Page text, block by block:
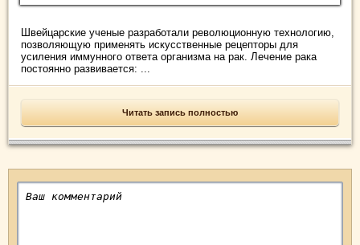
Швейцарские ученые разработали революционную технологию,
позволяющую применять искусственные рецепторы для
усиления иммунного ответа организма на рак. Лечение рака
постоянно развивается: ...
Читать запись полностью